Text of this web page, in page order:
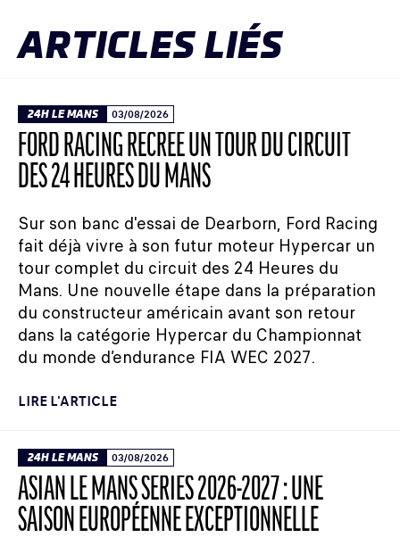
ARTICLES LIÉS
24H LE MANS 03/08/2026
FORD RACING RECRÉE UN TOUR DU CIRCUIT
DES 24 HEURES DU MANS
Sur son banc d'essai de Dearborn, Ford Racing
fait déjà vivre à son futur moteur Hypercar un
tour complet du circuit des 24 Heures du
Mans. Une nouvelle étape dans la préparation
du constructeur américain avant son retour
dans la catégorie Hypercar du Championnat
du monde d’endurance FIA WEC 2027.
LIRE L'ARTICLE
24H LE MANS 03/08/2026
ASIAN LE MANS SERIES 2026-2027 : UNE
SAISON EUROPÉENNE EXCEPTIONNELLE